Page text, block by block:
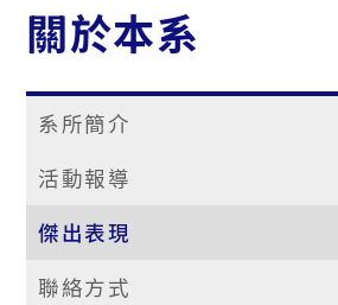
關於本系
系所簡介
活動報導
傑出表現
聯絡方式